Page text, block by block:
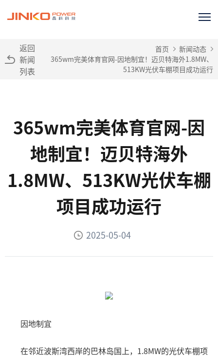
返回
新闻
列表
首页
新闻动态
365wm完美体育官网-因地制宜！迈贝特海外1.8MW、
513KW光伏车棚项目成功运行
365wm完美体育官网-因
地制宜！迈贝特海外
1.8MW、513KW光伏车棚
项目成功运行
2025-05-04
因地制宜
在邻近波斯湾西岸的巴林岛国上，1.8MW的光伏车棚项